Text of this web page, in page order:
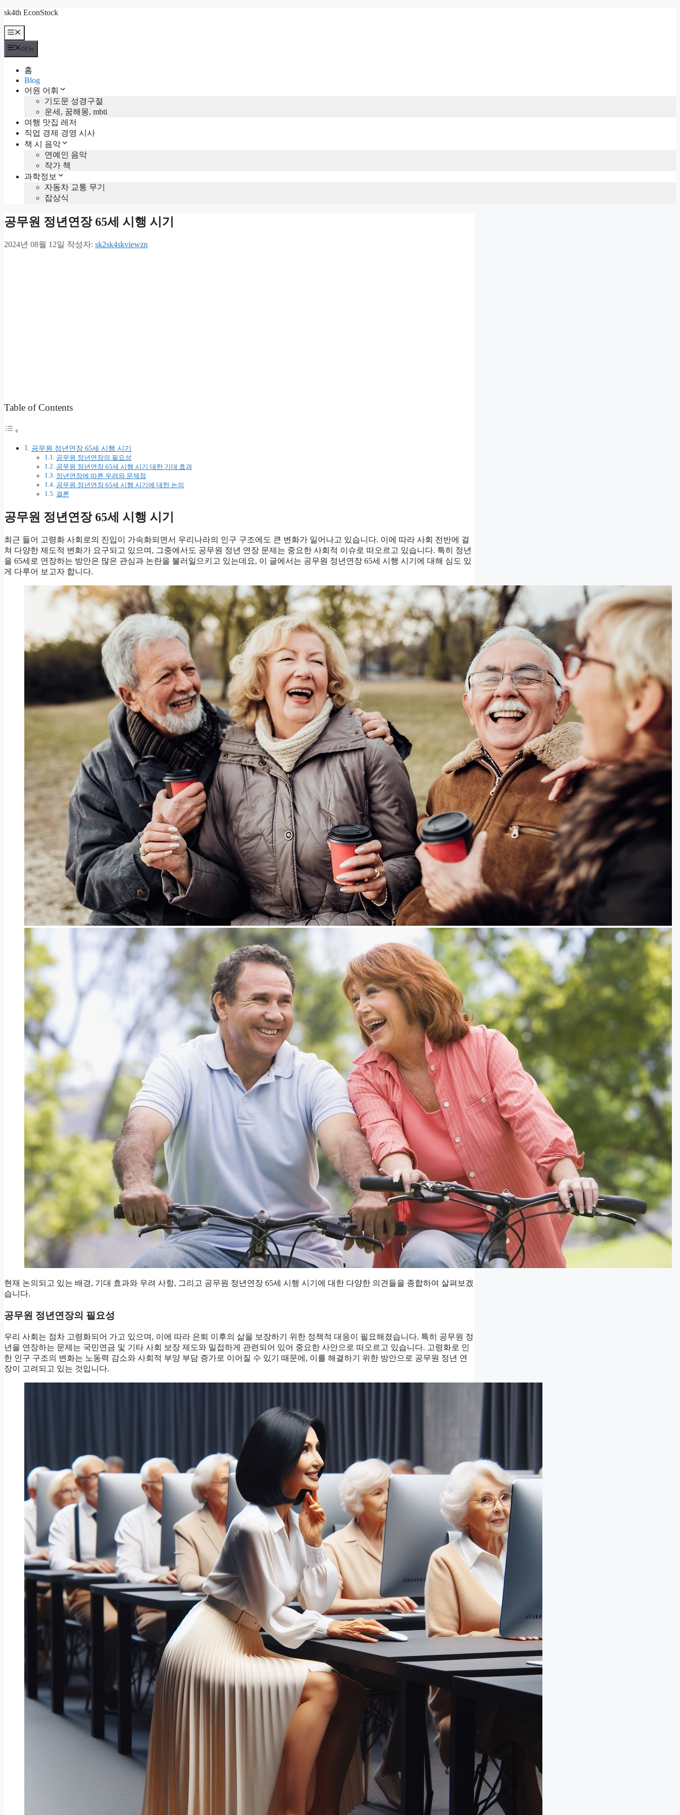
컨
츠
로
건
sk4th EconStock
메
뉴
메뉴
홈
Blog
어원 어휘
기도문 성경구절
운세, 꿈해몽, mbti
여행 맛집 레저
직업 경제 경영 시사
책 시 음악
연예인 음악
작가 책
과학정보
자동차 교통 무기
잡상식
공무원 정년연장 65세 시행 시기
2024년 08월 12일 작성자: sk2sk4skviewzn
Table of Contents
공무원 정년연장 65세 시행 시기
공무원 정년연장의 필요성
공무원 정년연장 65세 시행 시기 대한 기대 효과
정년연장에 따른 우려와 문제점
공무원 정년연장 65세 시행 시기에 대한 논의
결론
공무원 정년연장 65세 시행 시기
최근 들어 고령화 사회로의 진입이 가속화되면서 우리나라의 인구 구조에도 큰 변화가 일어나고 있습니다. 이에 따라 사회 전반에 걸
쳐 다양한 제도적 변화가 요구되고 있으며, 그중에서도 공무원 정년 연장 문제는 중요한 사회적 이슈로 떠오르고 있습니다. 특히 정년
을 65세로 연장하는 방안은 많은 관심과 논란을 불러일으키고 있는데요, 이 글에서는 공무원 정년연장 65세 시행 시기에 대해 심도 있
게 다루어 보고자 합니다.
현재 논의되고 있는 배경, 기대 효과와 우려 사항, 그리고 공무원 정년연장 65세 시행 시기에 대한 다양한 의견들을 종합하여 살펴보겠
습니다.
공무원 정년연장의 필요성
우리 사회는 점차 고령화되어 가고 있으며, 이에 따라 은퇴 이후의 삶을 보장하기 위한 정책적 대응이 필요해졌습니다. 특히 공무원 정
년을 연장하는 문제는 국민연금 및 기타 사회 보장 제도와 밀접하게 관련되어 있어 중요한 사안으로 떠오르고 있습니다. 고령화로 인
한 인구 구조의 변화는 노동력 감소와 사회적 부양 부담 증가로 이어질 수 있기 때문에, 이를 해결하기 위한 방안으로 공무원 정년 연
장이 고려되고 있는 것입니다.